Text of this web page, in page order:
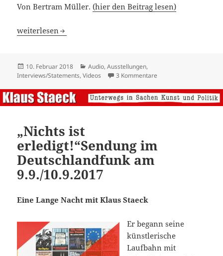
VonBertram Müller.(hier den Beitrag lesen)
Medien zur Ausstellung „Sand fürs Getriebe“
weiterlesen
Veröffentlicht
am
10. Februar 2018 Kategorien
Audio,Ausstellungen,
Interviews/Statements,Videos 3 Kommentare
„Nichts ist
erledigt!“Sendung im
Deutschlandfunk am
9.9./10.9.2017
Eine Lange Nacht mit Klaus Staeck
Er begann seine
künstlerische
Laufbahn mit